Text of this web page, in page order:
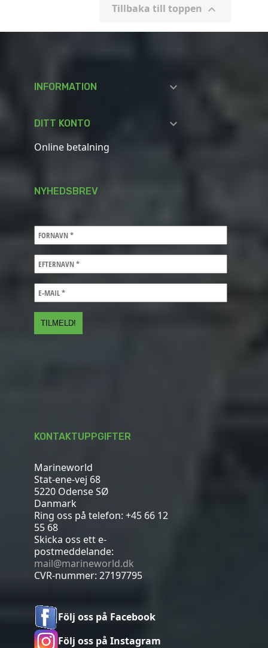
Tillbaka till toppen 
INFORMATION 
DITT KONTO 
Online betalning
NYHEDSBREV
KONTAKTUPPGIFTER
Marineworld
Stat-ene-vej 68
5220 Odense SØ
Danmark
Ring oss på telefon: +45 66 12
55 68
Skicka oss ett e-
postmeddelande:
mail@marineworld.dk
CVR-nummer: 27197795
Följ oss på Facebook
Följ oss på Instagram